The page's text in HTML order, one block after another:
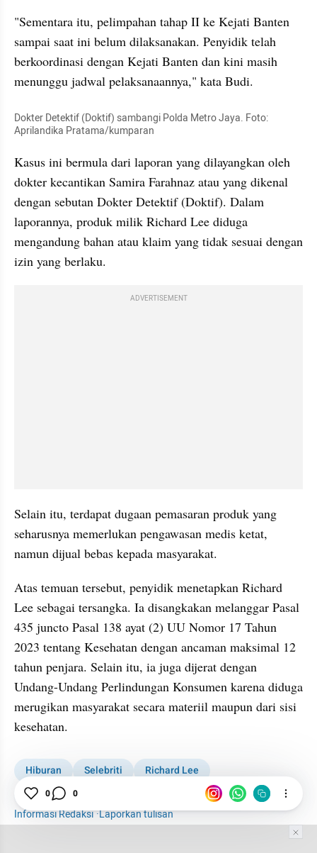
"Sementara itu, pelimpahan tahap II ke Kejati Banten
sampai saat ini belum dilaksanakan. Penyidik telah
berkoordinasi dengan Kejati Banten dan kini masih
menunggu jadwal pelaksanaannya," kata Budi.
Dokter Detektif (Doktif) sambangi Polda Metro Jaya. Foto:
Aprilandika Pratama/kumparan
Kasus ini bermula dari laporan yang dilayangkan oleh
dokter kecantikan Samira Farahnaz atau yang dikenal
dengan sebutan Dokter Detektif (Doktif). Dalam
laporannya, produk milik Richard Lee diduga
mengandung bahan atau klaim yang tidak sesuai dengan
izin yang berlaku.
ADVERTISEMENT
Selain itu, terdapat dugaan pemasaran produk yang
seharusnya memerlukan pengawasan medis ketat,
namun dijual bebas kepada masyarakat.
Atas temuan tersebut, penyidik menetapkan Richard
Lee sebagai tersangka. Ia disangkakan melanggar Pasal
435 juncto Pasal 138 ayat (2) UU Nomor 17 Tahun
2023 tentang Kesehatan dengan ancaman maksimal 12
tahun penjara. Selain itu, ia juga dijerat dengan
Undang-Undang Perlindungan Konsumen karena diduga
merugikan masyarakat secara materiil maupun dari sisi
kesehatan.
Hiburan Selebriti
Richard Lee
Dokter Richard Lee
Informasi Redaksi·Laporkan tulisan
0 0